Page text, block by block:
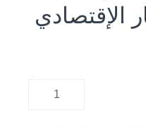
الإقتصادي